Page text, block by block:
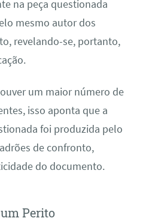
na peça questionada
mesmo autor dos
revelando-se, portanto,
um maior número de
isso aponta que a
foi produzida pelo
de confronto,
do documento.
Perito